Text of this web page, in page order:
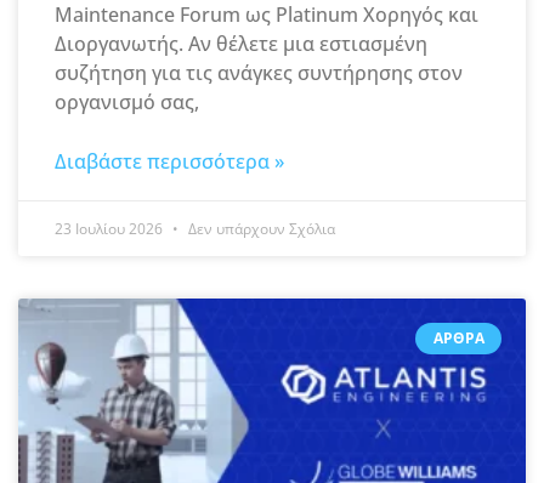
Maintenance Forum ως Platinum Χορηγός και
Διοργανωτής. Αν θέλετε μια εστιασμένη
συζήτηση για τις ανάγκες συντήρησης στον
οργανισμό σας,
Διαβάστε περισσότερα »
23 Ιουλίου 2026 Δεν υπάρχουν Σχόλια
ΆΡΘΡΑ